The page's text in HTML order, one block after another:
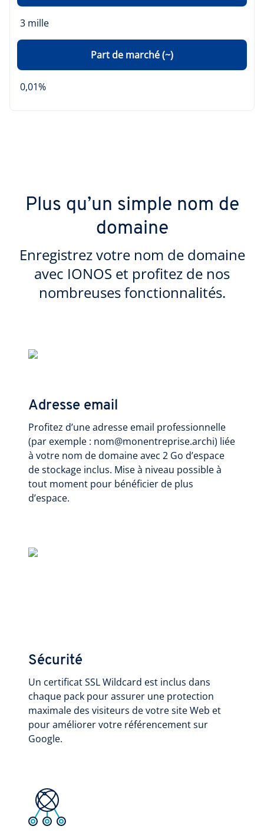
3 mille
Part de marché (~)
0,01%
Plus qu’un simple nom de
domaine
Enregistrez votre nom de domaine
avec IONOS et profitez de nos
nombreuses fonctionnalités.
Adresse email
Profitez d’une adresse email professionnelle
(par exemple : nom@monentreprise.archi) liée
à votre nom de domaine avec 2 Go d’espace
de stockage inclus. Mise à niveau possible à
tout moment pour bénéficier de plus
d’espace.
Sécurité
Un certificat SSL Wildcard est inclus dans
chaque pack pour assurer une protection
maximale des visiteurs de votre site Web et
pour améliorer votre référencement sur
Google.